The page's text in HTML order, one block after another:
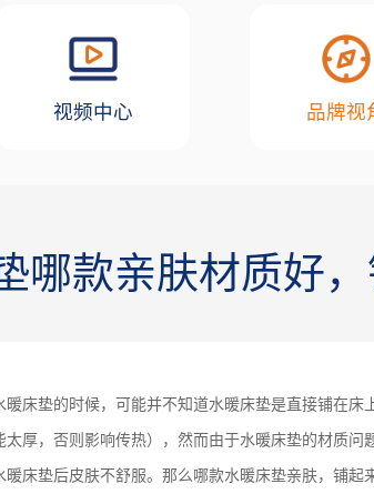
视频中心 品牌视
哪款亲肤材质好
床垫的时候，可能并不知道水暖床垫是直接铺在
太厚，否则影响传热），然而由于水暖床垫的材质问
床垫后皮肤不舒服。那么哪款水暖床垫亲肤，铺起